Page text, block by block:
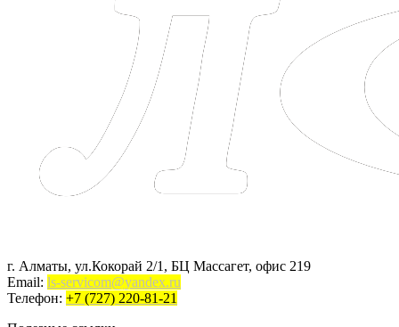
г. Алматы, ул.Кокорай 2/1, БЦ Массагет, офис 219
Email: ls-servicom@yandex.ru
Телефон: +7 (727) 220-81-21